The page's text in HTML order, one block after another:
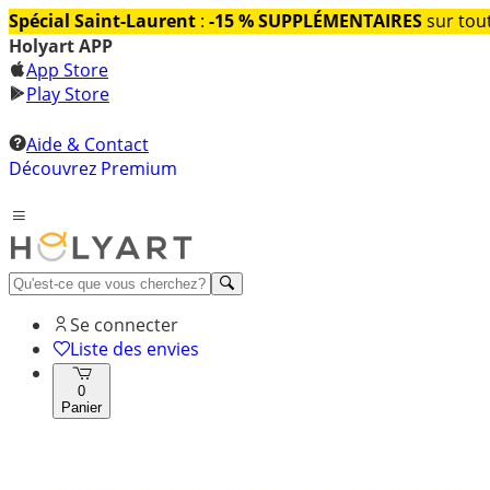
Spécial Saint-Laurent : -15 % SUPPLÉMENTAIRESsur
Holyart APP
App Store
Play Store
Aide & Contact
Découvrez Premium
Se connecter
Liste des envies
0
Panier